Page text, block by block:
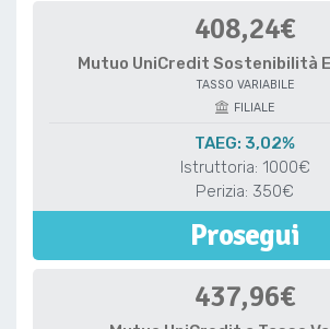
408,24€
Mutuo UniCredit Sostenibilità
TASSO VARIABILE
FILIALE
TAEG: 3,02%
Istruttoria: 1000€
Perizia: 350€
Prosegui
437,96€